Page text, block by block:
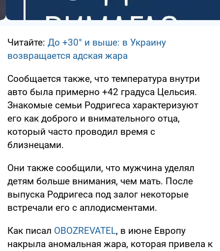
Читайте: До +30° и выше: в Украину
возвращается адская жара
Сообщается также, что температура внутри
авто была примерно +42 градуса Цельсия.
Знакомые семьи Родригеса характеризуют
его как доброго и внимательного отца,
который часто проводил время с
близнецами.
Они также сообщили, что мужчина уделял
детям больше внимания, чем мать. После
выпуска Родригеса под залог некоторые
встречали его с аплодисментами.
Как писал OBOZREVATEL, в июне Европу
накрыла аномальная жара, которая привела к